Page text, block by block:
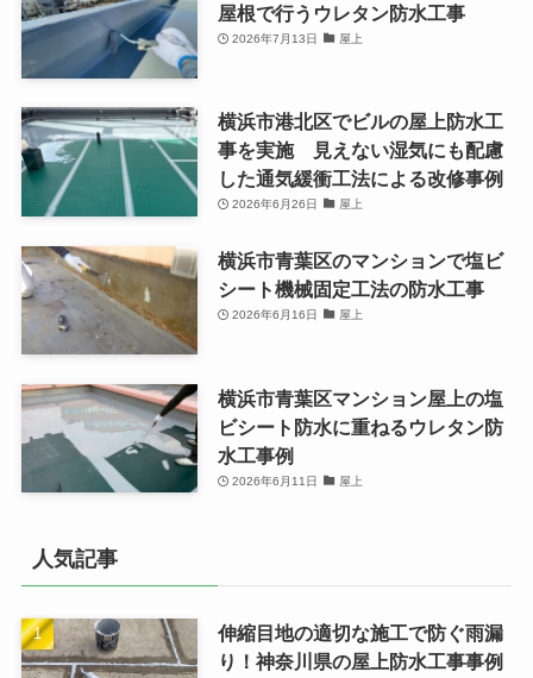
屋根で行うウレタン防水工事
2026年7月13日 屋上
横浜市港北区でビルの屋上防水工
事を実施 見えない湿気にも配慮
した通気緩衝工法による改修事例
2026年6月26日 屋上
横浜市青葉区のマンションで塩ビ
シート機械固定工法の防水工事
2026年6月16日 屋上
横浜市青葉区マンション屋上の塩
ビシート防水に重ねるウレタン防
水工事例
2026年6月11日 屋上
人気記事
伸縮目地の適切な施工で防ぐ雨漏
り！神奈川県の屋上防水工事事例